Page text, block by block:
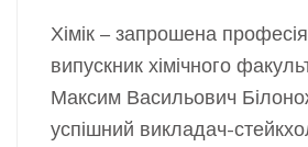
Хімік – запрошена
випускник хімічного
Максим Васильович
успішний викладач-